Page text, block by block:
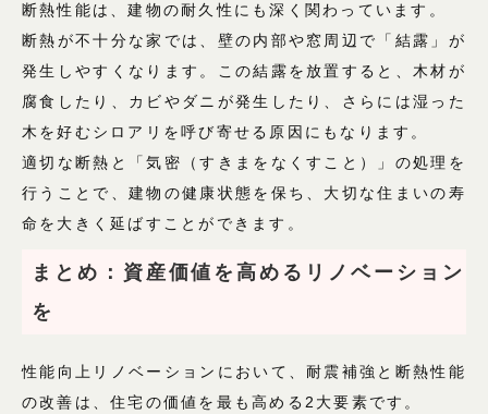
断熱性能は、建物の耐久性にも深く関わっています。
断熱が不十分な家では、壁の内部や窓周辺で「結露」が
発生しやすくなります。この結露を放置すると、木材が
腐食したり、カビやダニが発生したり、さらには湿った
木を好むシロアリを呼び寄せる原因にもなります。
適切な断熱と「気密（すきまをなくすこと）」の処理を
行うことで、建物の健康状態を保ち、大切な住まいの寿
命を大きく延ばすことができます。
まとめ：資産価値を高めるリノベーション
を
性能向上リノベーションにおいて、耐震補強と断熱性能
の改善は、住宅の価値を最も高める2大要素です。